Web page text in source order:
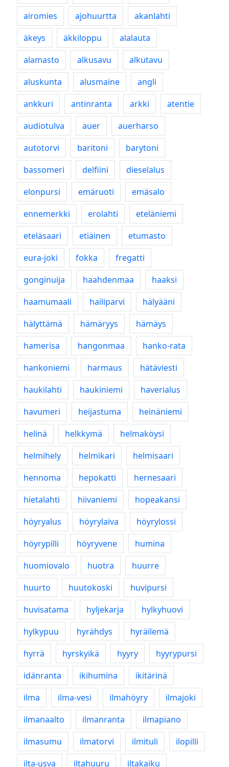
airomies
ajohuurtta
akanlahti
äkeys
äkkiloppu
alalauta
alamasto
alkusavu
alkutavu
aluskunta
alusmaine
angli
ankkuri
antinranta arkki
atentie
audiotulva
auer
auerharso
autotorvi
baritoni
barytoni
bassomeri
delfiini
dieselalus
elonpursi
emäruoti
emäsalo
ennemerkki
erolahti
eteläniemi
eteläsaari
etiäinen
etumasto
eura-joki
fokka
fregatti
gonginuija
haahdenmaa
haaksi
haamumaali
hailiparvi
hälyääni
hälyttämä
hämäryys
hämäys
hamerisa
hangonmaa
hanko-rata
hankoniemi
harmaus
hätäviesti
haukilahti
haukiniemi
haverialus
havumeri
heijastuma
heinäniemi
helinä
helkkymä
helmaköysi
helmihely
helmikari
helmisaari
hennoma
hepokatti
hernesaari
hietalahti
hiivaniemi
hopeakansi
höyryalus
höyrylaiva
höyrylossi
höyrypilli
höyryvene
humina
huomiovalo
huotra
huurre
huurto
huutokoski
huvipursi
huvisatama
hyljekarja
hylkyhuovi
hylkypuu
hyrähdys
hyräilemä
hyrrä
hyrskyikä hyyry
hyyrypursi
idänranta
ikihumina
ikitärinä
ilma
ilma-vesi ilmahöyry
ilmajoki
ilmanaalto
ilmanranta
ilmapiano
ilmasumu
ilmatorvi ilmituli
ilopilli
ilta-usva
iltahuuru iltakaiku